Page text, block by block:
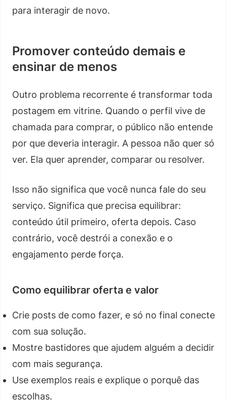
para interagir de novo.
Promover conteúdo demais e
ensinar de menos
Outro problema recorrente é transformar toda
postagem em vitrine. Quando o perfil vive de
chamada para comprar, o público não entende
por que deveria interagir. A pessoa não quer só
ver. Ela quer aprender, comparar ou resolver.
Isso não significa que você nunca fale do seu
serviço. Significa que precisa equilibrar:
conteúdo útil primeiro, oferta depois. Caso
contrário, você destrói a conexão e o
engajamento perde força.
Como equilibrar oferta e valor
Crie posts de como fazer, e só no final conecte
com sua solução.
Mostre bastidores que ajudem alguém a decidir
com mais segurança.
Use exemplos reais e explique o porquê das
escolhas.